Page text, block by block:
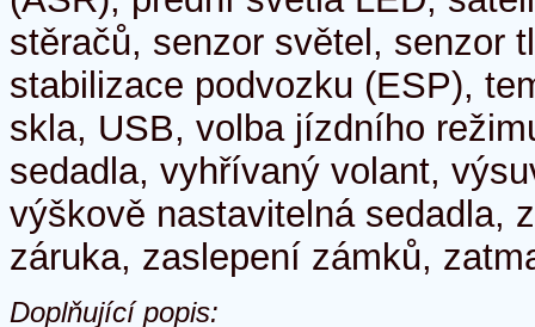
stěračů, senzor světel, senzor
stabilizace podvozku (ESP),
skla, USB, volba jízdního
sedadla, vyhřívaný volant,
výškově nastavitelná sedadla,
záruka, zaslepení zámků,
Doplňující popis: